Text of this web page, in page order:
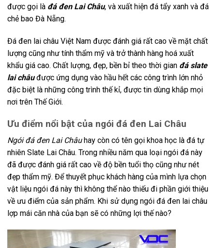
được gọi là đá đen Lai Châu, và xuất hiện đá tẩy xanh và đá
chẻ bao Đà Nẵng.
Đá đen lai châu Việt Nam được đánh giá rất cao về mặt chất
lượng cũng như tính thẩm mỹ và trở thành hàng hoá xuất
khẩu giá cao. Chất lượng, đẹp, bền bỉ theo thời gian đá slate
lai châuđược ứng dụng vào hầu hết các công trình lớn nhỏ
đặc biệt là những công trình thế kỉ, được tin dùng khắp mọi
nơi trên Thế Giới.
Ưu điểm nổi bật của ngói đá đen Lai Châu
Ngói đá đen Lai Châuhay còn có tên gọi khoa học là đá tự
nhiên Slate Lai Châu. Trong nhiều năm qua loại ngói đá này
đã được đánh giá rất cao về độ bền tuổi thọ cũng như nét
đẹp thẩm mỹ. Để thuyết phục khách hàng của mình lựa chọn
vật liệu ngói đá này thì không thể nào thiếu đi phần giới thiệu
về ưu điểm của sản phẩm. Khi sử dụng ngói đá đen lai châu
lợp mái căn nhà của bạn sẽ có những lợi thế nào?